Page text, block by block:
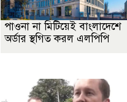
পাওনা না মিটিয়েই বাংলাদেশে
অর্ডার স্থগিত করল এলপিপি